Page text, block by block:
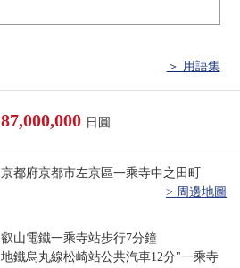
＞ 用語集
87,000,000 日圓
京都府京都市左京區一乘寺中之田町
> 周邊地圖
叡山電鐵一乘寺站步行7分鐘
地鐵烏丸線松崎站公共汽車12分"一乘寺